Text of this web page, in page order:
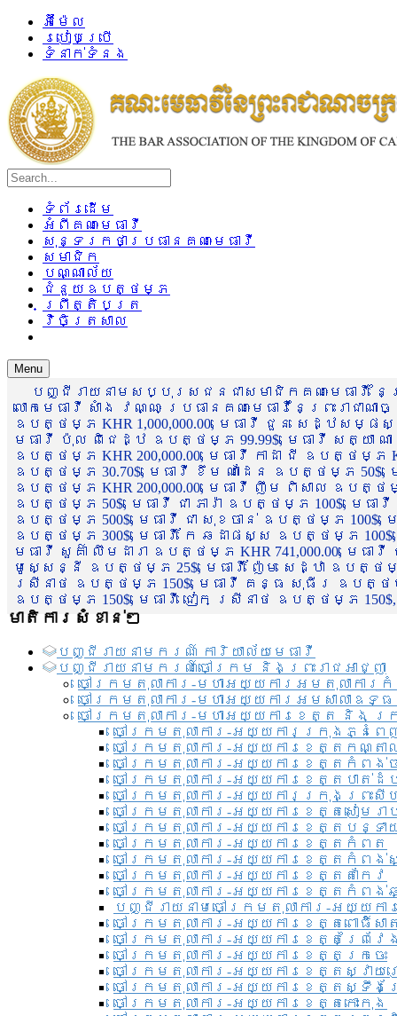
អ៊ីម៉ែល
របៀបប្រើ
ទំនាក់ទំនង
ទំព័រដើម
អំពីគណៈមេធាវី
សុន្ទរកថាប្រធានគណៈមេធាវី
សមាជិក
បណ្ណាល័យ
ជំនួយឧបត្ថម្ភ
ព្រឹត្តិបត្រ
វិចិត្រសាល
Menu
បញ្ជីរាយនាមសប្បុរសជនជាសមាជិកគណៈមេធាវី
លោកមេធាវី សាំង វណ្ណៈ ប្រធានគណៈមេធាវីនៃព្រះរា
ឧបត្ថម្ភ KHR 1,000,000.00, មេធាវី ជួន សេដ្ឋស
មេធាវី ប៉ុល ពិជេដ្ឋ ឧបត្ថម្ភ 99.99$, មេធាវី សត្យា ណ
ឧបត្ថម្ភ KHR 200,000.00, មេធាវី កាដា ជី ឧបត្ថម្ភ
ឧបត្ថម្ភ 30.70$, មេធាវី ខឹម ណាដែន ឧបត្ថម្ភ 50$,
ឧបត្ថម្ភ KHR 200,000.00, មេធាវី ញឹម ពិសាល ឧបត្ថ
ឧបត្ថម្ភ 50$, មេធាវី ជា ភារ៉ា ឧបត្ថម្ភ 100$, មេ
ឧបត្ថម្ភ 500$, មេធាវី ជា សុខចាន់ ឧបត្ថម្ភ
ឧបត្ថម្ភ 300$, មេធាវី កែ ឆដាផស្ស ឧបត្ថម្ភ
មេធាវី សួគ៌ា លឹមដារា ឧបត្ថម្ភ KHR 741,000.00, មេ
មូសេ្សន្នី ឧបត្ថម្ភ 25$, មេធាវី ញ៉ែម សេដ្ឋា ឧបត្ថ
ស្រីនាថ ឧបត្ថម្ភ 150$, មេធាវី គន្ធ សុធីរ ឧបត្ថម្ភ
ឧបត្ថម្ភ 150$, មេធាវី ជៀក ស្រីនាថ ឧបត្ថម្ភ 150$,
មាតិការសំខាន់ៗ
បញ្ជី​រាយ​នាមករណ៍ ការិយាល័យ​មេធាវី​
បញ្ជី​រាយ​នាមករណ៍​ចៅក្រម និងព្រះរាជអាជ្ញា
ចៅក្រមតុលាការ-មហាអយ្យការអមតុលាការ
ចៅក្រមតុលាការ-មហាអយ្យការអមសាលាឧទ្
ចៅក្រមតុលាការ-មហាអយ្យការខេត្ត និង ក្
ចៅក្រមតុលាការ-អយ្យការក្រុងភ្នំពេ
ចៅក្រមតុលាការ-អយ្យការខេត្តកណ្តា
ចៅក្រមតុលាការ-អយ្យការខេត្តកំពង់ច
ចៅក្រមតុលាការ-អយ្យការខេត្តបាត់ដំ
ចៅក្រមតុលាការ-អយ្យការ​ក្រុងព្រះសី
ចៅក្រមតុលាការ-អយ្យការខេត្តសៀមរា
ចៅក្រមតុលាការ-អយ្យការខេត្តបន្ទា
ចៅក្រមតុលាការ-អយ្យការខេត្តកំពត
ចៅក្រមតុលាការ-អយ្យការខេត្តកំពង់
ចៅក្រមតុលាការ-អយ្យការខេត្តតាកែវ
ចៅក្រមតុលាការ-អយ្យការខេត្តកំពង់
បញ្ជីរាយនាមចៅក្រមតុលាការ-អយ្យក
ចៅក្រមតុលាការ-អយ្យការខេត្តពោធិ៍សា
ចៅក្រមតុលាការ-អយ្យការខេត្តព្រៃវែ
ចៅក្រមតុលាការ-អយ្យការខេត្តក្រចេះ
ចៅក្រមតុលាការ-អយ្យការខេត្តស្វាយ
ចៅក្រមតុលាការ-អយ្យការខេត្តស្ទឹង
ចៅក្រមតុលាការ-អយ្យការខេត្តកោះកុង